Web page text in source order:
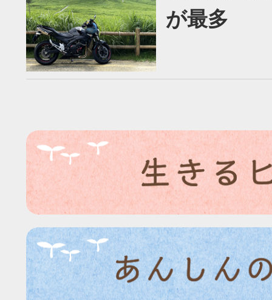
が最多